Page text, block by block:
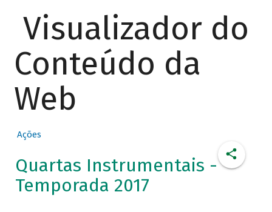
Visualizador do
Conteúdo da
Web
Ações
Quartas Instrumentais -
Temporada 2017